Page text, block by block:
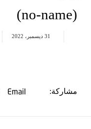
(no-name)
31 ديسمبر، 2022
مشاركة: Email